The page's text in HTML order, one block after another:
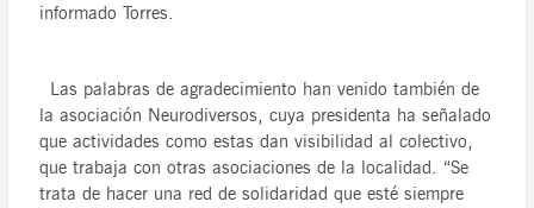
informado Torres.
Las palabras de agradecimiento han venido también de
la asociación Neurodiversos, cuya presidenta ha señalado
que actividades como estas dan visibilidad al colectivo,
que trabaja con otras asociaciones de la localidad. “Se
trata de hacer una red de solidaridad que esté siempre